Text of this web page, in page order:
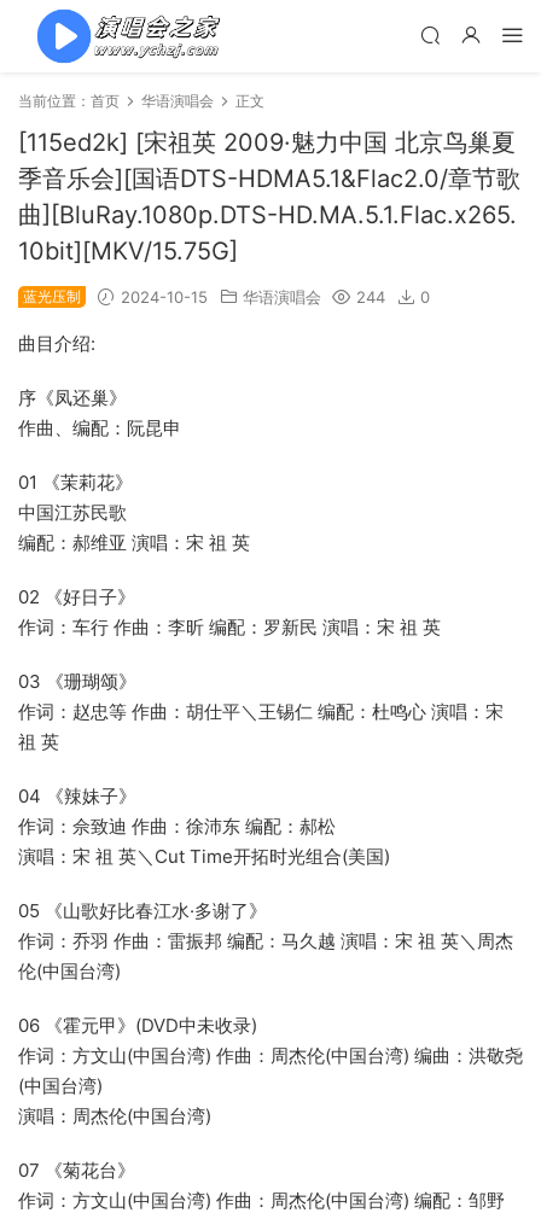
当前位置： 首页 华语演唱会 正文
[115ed2k] [宋祖英 2009·魅力中国 北京鸟巢夏
季音乐会][国语DTS-HDMA5.1&Flac2.0/章节歌
曲][BluRay.1080p.DTS-HD.MA.5.1.Flac.x265.
10bit][MKV/15.75G]
蓝光压制 2024-10-15 华语演唱会 244 0
曲目介绍:
序《凤还巢》
作曲、编配：阮昆申
01 《茉莉花》
中国江苏民歌
编配：郝维亚 演唱：宋 祖 英
02 《好日子》
作词：车行 作曲：李昕 编配：罗新民 演唱：宋 祖 英
03 《珊瑚颂》
作词：赵忠等 作曲：胡仕平＼王锡仁 编配：杜鸣心 演唱：宋
祖 英
04 《辣妹子》
作词：佘致迪 作曲：徐沛东 编配：郝松
演唱：宋 祖 英＼Cut Time开拓时光组合(美国)
05 《山歌好比春江水·多谢了》
作词：乔羽 作曲：雷振邦 编配：马久越 演唱：宋 祖 英＼周杰
伦(中国台湾)
06 《霍元甲》(DVD中未收录)
作词：方文山(中国台湾) 作曲：周杰伦(中国台湾) 编曲：洪敬尧
(中国台湾)
演唱：周杰伦(中国台湾)
07 《菊花台》
作词：方文山(中国台湾) 作曲：周杰伦(中国台湾) 编配：邹野